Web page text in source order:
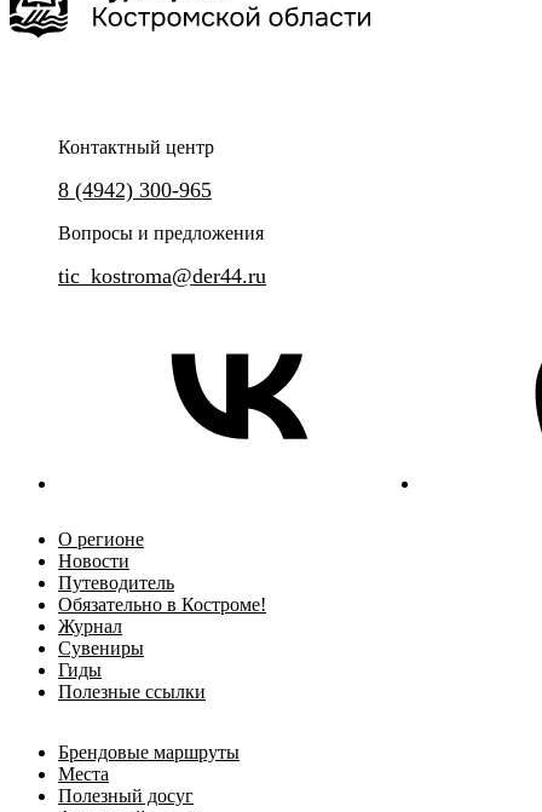
Уникальное интерактивное представление с элементами
классической экскурсии и театрализованного спектакля.
Контактный центр
8 (4942) 300-965
Вопросы и предложения
tic_kostroma@der44.ru
О регионе
Новости
Путеводитель
Обязательно в Костроме!
Журнал
Сувениры
Гиды
Полезные ссылки
Брендовые маршруты
Места
Полезный досуг